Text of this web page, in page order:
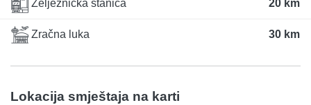
Željeznička stanica 20 km
Zračna luka 30 km
Lokacija smještaja na karti